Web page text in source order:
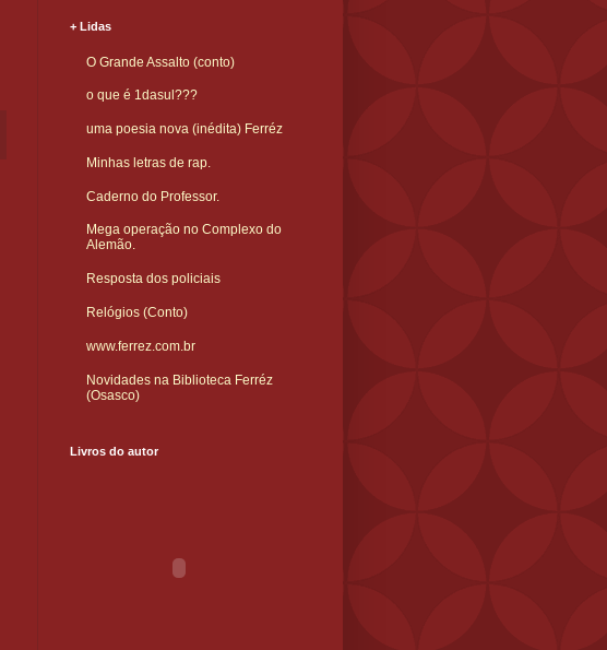
+ Lidas
O Grande Assalto (conto)
o que é 1dasul???
uma poesia nova (inédita) Ferréz
Minhas letras de rap.
Caderno do Professor.
Mega operação no Complexo do
Alemão.
Resposta dos policiais
Relógios (Conto)
www.ferrez.com.br
Novidades na Biblioteca Ferréz
(Osasco)
Livros do autor